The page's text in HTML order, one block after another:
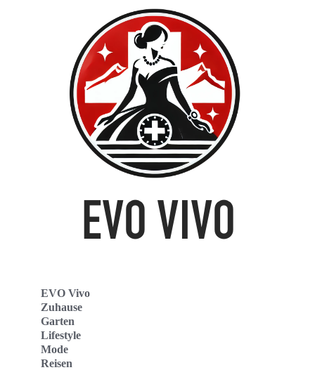
EVO Vivo
Zuhause
Garten
Lifestyle
Mode
Reisen